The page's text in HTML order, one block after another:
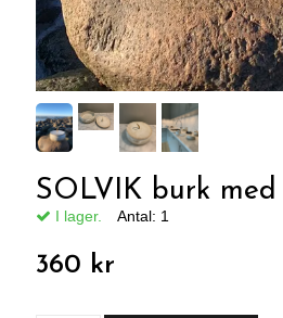
SOLVIK burk med
I lager. Antal: 1
360 kr